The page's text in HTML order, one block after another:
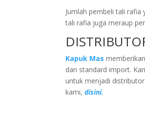
Jumlah pembeli tali
tali rafia juga meraup
Kapuk Mas
dan standard import.
untuk menjadi
kami,disini.